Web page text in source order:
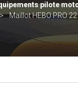
pilote
Maillot HEBO PRO 22